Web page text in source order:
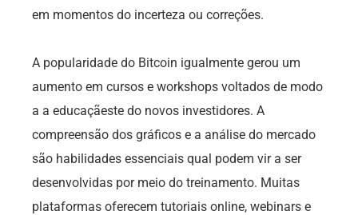
em momentos do incerteza ou correções.
A popularidade do Bitcoin igualmente gerou um
aumento em cursos e workshops voltados de modo
a a educaçãeste do novos investidores. A
compreensão dos gráficos e a análise do mercado
são habilidades essenciais qual podem vir a ser
desenvolvidas por meio do treinamento. Muitas
plataformas oferecem tutoriais online, webinars e